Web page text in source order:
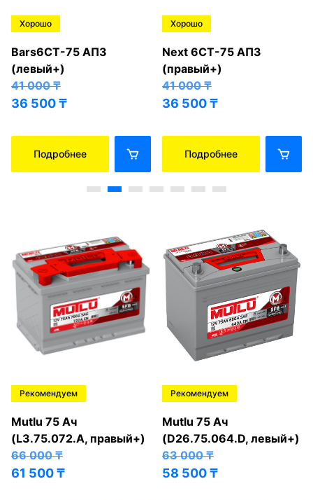
Хорошо
Bars6СТ-75 АПЗ
(левый+)
41 000₸
36 500₸
Подробнее
Хорошо
Next 6СТ-75 АПЗ
(правый+)
41 000₸
36 500₸
Подробнее
Рекомендуем
Mutlu 75 Ач
(L3.75.072.A, правый+)
66 000₸
61 500₸
Рекомендуем
Mutlu 75 Ач
(D26.75.064.D, левый+)
63 000₸
58 500₸